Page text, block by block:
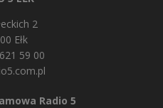
2
Ełk
59 00
Radio 5